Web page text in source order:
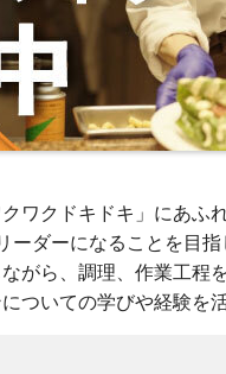
ワクドキドキ」にあふ
ーダーになることを目
がら、調理、作業工程
ついての学びや経験を